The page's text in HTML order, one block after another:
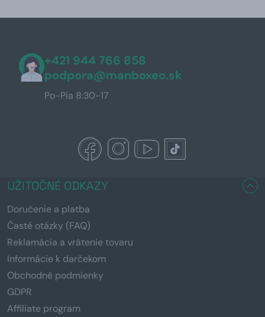
+421 944 766 858
podpora@manboxeo.sk
Po-Pia 8:30-17
UŽITOČNÉ ODKAZY
Doručenie a platba
Časté otázky (FAQ)
Reklamácia a vrátenie tovaru
Informácie k darčekom
Obchodné podmienky
GDPR
Affiliate program